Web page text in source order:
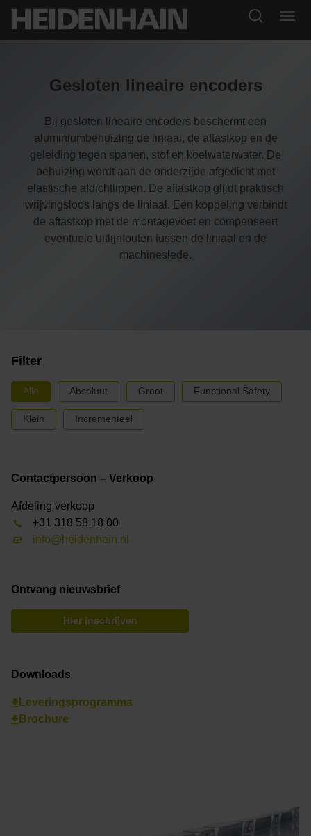
Gesloten lineaire encoders
Bij gesloten lineaire encoders beschermt een
aluminiumbehuizing de liniaal, de aftastkop en de
geleiding tegen spanen, stof en koelwaterwater. De
behuizing wordt aan de onderzijde afgedicht met
elastische afdichtlippen. De aftastkop glijdt praktisch
wrijvingsloos langs de liniaal. Een koppeling verbindt
de aftastkop met de montagevoet en compenseert
eventuele uitlijnfouten tussen de liniaal en de
machineslede.
Filter
Alle Absoluut Groot Functional Safety
Klein Incrementeel
Contactpersoon – Verkoop
Afdeling verkoop
+31 318 58 18 00
info@heidenhain.nl
Ontvang nieuwsbrief
Hier inschrijven
Downloads
Leveringsprogramma
Brochure